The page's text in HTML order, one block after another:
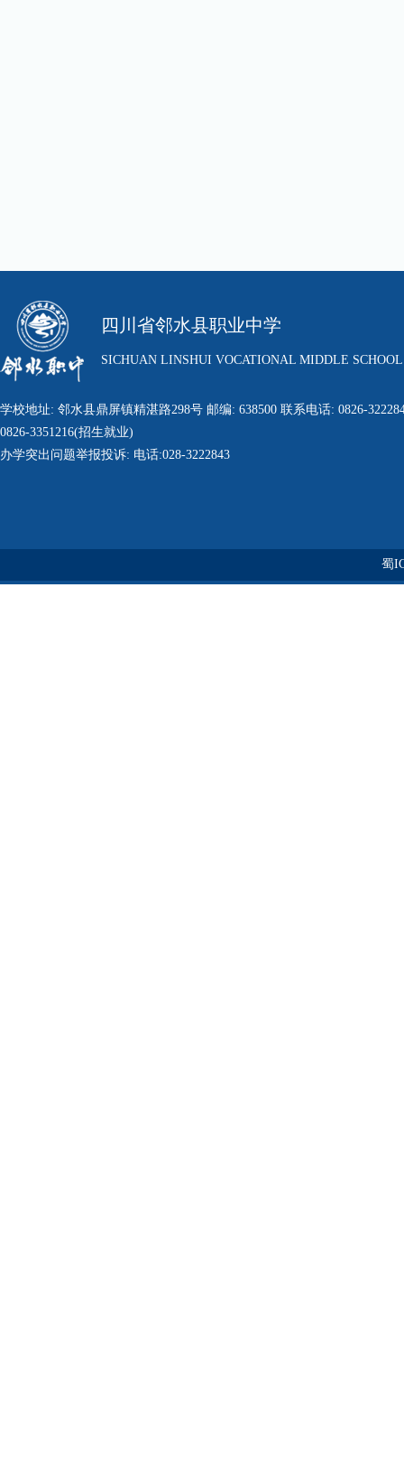
四川省邻水县职业中学
SICHUAN LINSHUI VOCATIONAL MIDDLE SCHOOL
学校地址: 邻水县鼎屏镇精湛路298号 邮编: 638500 联系电话: 0826-
0826-3351216(招生就业)
办学突出问题举报投诉: 电话:028-3222843
蜀